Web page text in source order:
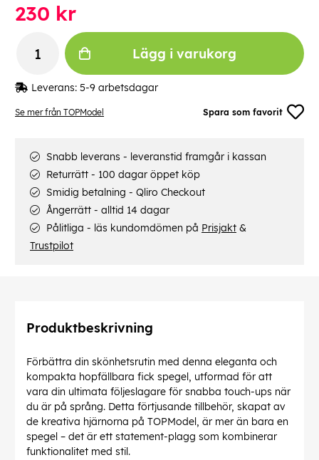
Se mer från TOPModel Spara som favorit
230 kr
Lägg i varukorg
Leverans: 5-9 arbetsdagar
Snabb leverans - leveranstid framgår i kassan
Returrätt - 100 dagar öppet köp
Smidig betalning - Qliro Checkout
Ångerrätt - alltid 14 dagar
Pålitliga - läs kundomdömen på Prisjakt &
Trustpilot
Produktbeskrivning
Förbättra din skönhetsrutin med denna eleganta och
kompakta hopfällbara fick spegel, utformad för att
vara din ultimata följeslagare för snabba touch-ups när
du är på språng. Detta förtjusande tillbehör, skapat av
de kreativa hjärnorna på TOPModel, är mer än bara en
spegel – det är ett statement-plagg som kombinerar
funktionalitet med stil.